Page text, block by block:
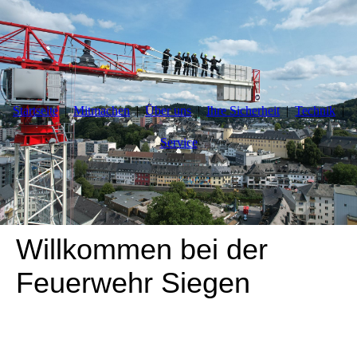
Startseite Mitmachen Über uns Ihre Sicherheit Technik
Service
Willkommen bei der
Feuerwehr Siegen